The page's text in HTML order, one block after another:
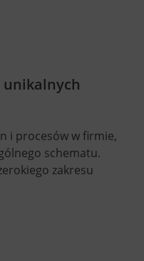
unikalnych
i procesów w firmie,
schematu.
zakresu